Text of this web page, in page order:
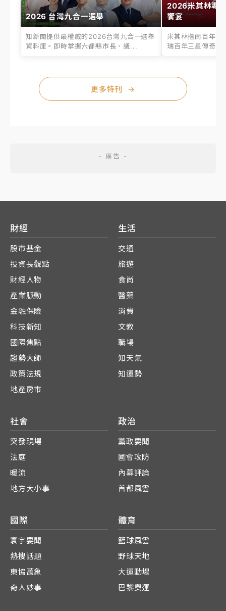
2026 台灣九合一選舉
知新聞提供最權威的2026台灣九合一選舉
資料庫。即時掌握六都縣市長、議...
2026米其林專
饗宴
米其林指南百年之
瑞百年三星傳奇、
更多特刊 →
財經
股市基金
投資長觀點
財經人物
產業脈動
金融保險
科技新知
國際焦點
趨勢大師
政策法規
地產房市
生活
交通
旅遊
食尚
醫藥
消費
文教
職場
知天氣
知運勢
社會
突發現場
法庭
暖流
地方大小事
政治
黨政要聞
國會攻防
內幕評論
首都風雲
國際
寰宇要聞
熱搜話題
東協萬象
奇人妙事
體育
籃球風雲
野球天地
大運動場
巴黎奧運